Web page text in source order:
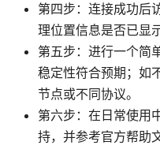
第四步：连接成功后
理位置信息是否已显
第五步：进行一个简
稳定性符合预期；如
节点或不同协议。
第六步：在日常使用
持，并参考官方帮助